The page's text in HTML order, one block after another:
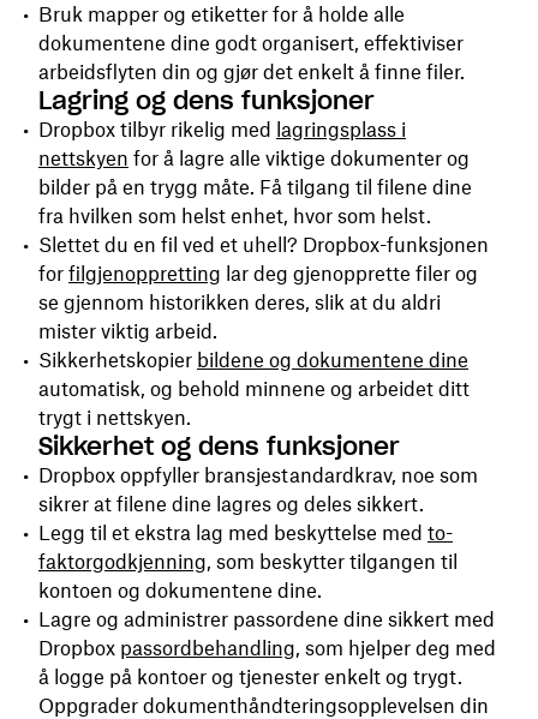
Bruk mapper og etiketter for å holde alle
dokumentene dine godt organisert, effektiviser
arbeidsflyten din og gjør det enkelt å finne filer.
Lagring og dens funksjoner
Dropbox tilbyr rikelig med lagringsplass i
nettskyen for å lagre alle viktige dokumenter og
bilder på en trygg måte. Få tilgang til filene dine
fra hvilken som helst enhet, hvor som helst.
Slettet du en fil ved et uhell? Dropbox-funksjonen
for filgjenoppretting lar deg gjenopprette filer og
se gjennom historikken deres, slik at du aldri
mister viktig arbeid.
Sikkerhetskopier bildene og dokumentene dine
automatisk, og behold minnene og arbeidet ditt
trygt i nettskyen.
Sikkerhet og dens funksjoner
Dropbox oppfyller bransjestandardkrav, noe som
sikrer at filene dine lagres og deles sikkert.
Legg til et ekstra lag med beskyttelse med to-
faktorgodkjenning, som beskytter tilgangen til
kontoen og dokumentene dine.
Lagre og administrer passordene dine sikkert med
Dropbox passordbehandling, som hjelper deg med
å logge på kontoer og tjenester enkelt og trygt.
Oppgrader dokumenthåndteringsopplevelsen din